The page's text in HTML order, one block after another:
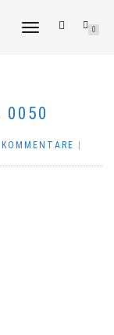
NAVIGATION
0
0050